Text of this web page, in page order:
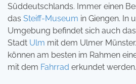
Süddeutschlands. Immer einen
das Steiff-Museum in Giengen. In
Umgebung befindet sich auch das
Stadt Ulm mit dem Ulmer
können am besten im Rahmen
mit dem Fahrrad erkundet werden.